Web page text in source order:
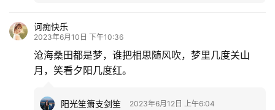
诃痴快乐
2023年6月10日 下午10:36
沧海桑田都是梦，谁把相思随风吹，梦里几度关山
月，笑看夕阳几度红。
阳光笙箫支剑笙 2023年6月12日 上午6:04